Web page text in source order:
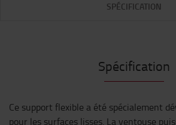
SPÉCIFICATION
Spécification
Ce support flexible a été spécialement
pour les surfaces lisses. La ventouse